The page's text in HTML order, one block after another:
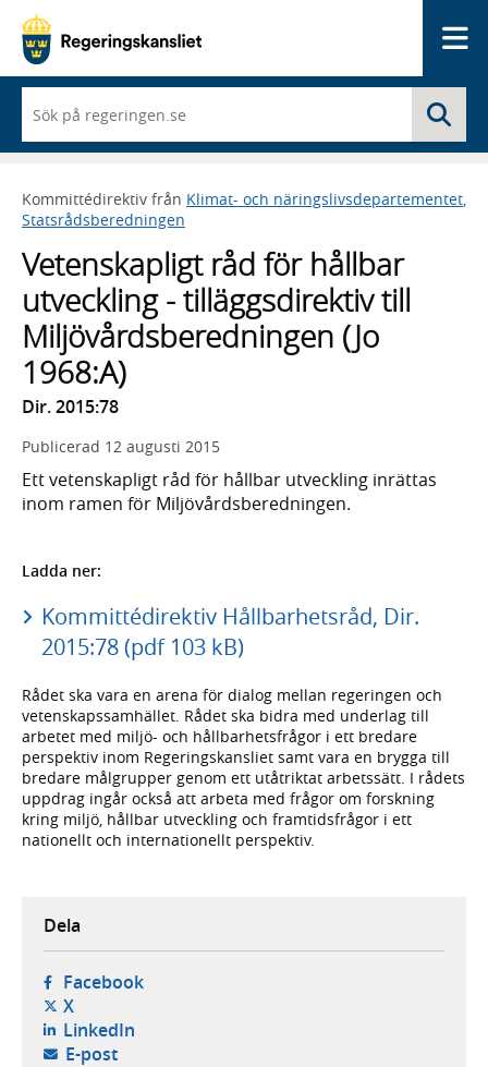
du
börjar
skriva
framträder
en
med
sökförslag
Kommittédirektiv från Klimat- och näringslivsdepartementet,
Statsrådsberedningen
Vetenskapligt råd för hållbar
utveckling - tilläggsdirektiv till
Miljövårdsberedningen (Jo
1968:A)
Dir. 2015:78
Publicerad 12 augusti 2015
Ett vetenskapligt råd för hållbar utveckling inrättas
inom ramen för Miljövårdsberedningen.
Ladda ner:
Kommittédirektiv Hållbarhetsråd, Dir.
2015:78 (pdf 103 kB)
Rådet ska vara en arena för dialog mellan regeringen och
vetenskapssamhället. Rådet ska bidra med underlag till
arbetet med miljö- och hållbarhetsfrågor i ett bredare
perspektiv inom Regeringskansliet samt vara en brygga till
bredare målgrupper genom ett utåtriktat arbetssätt. I rådets
uppdrag ingår också att arbeta med frågor om forskning
kring miljö, hållbar utveckling och framtidsfrågor i ett
nationellt och internationellt perspektiv.
Dela
Facebook- öppnas i ny flik, extern webbplats,
X- öppnas i ny flik, extern webbplats,
LinkedIn- öppnas i ny flik, extern webbplats,
E-post- öppnar din e-postklient,